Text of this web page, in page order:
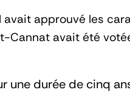
avait approuvé les
Cannat avait été
une durée de cinq